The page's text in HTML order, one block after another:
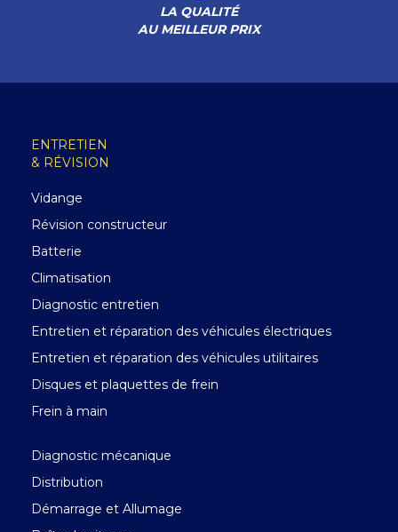
LA QUALITÉ
AU MEILLEUR PRIX
ENTRETIEN
& RÉVISION
Vidange
Révision constructeur
Batterie
Climatisation
Diagnostic entretien
Entretien et réparation des véhicules électriques
Entretien et réparation des véhicules utilitaires
Disques et plaquettes de frein
Frein à main
Diagnostic mécanique
Distribution
Démarrage et Allumage